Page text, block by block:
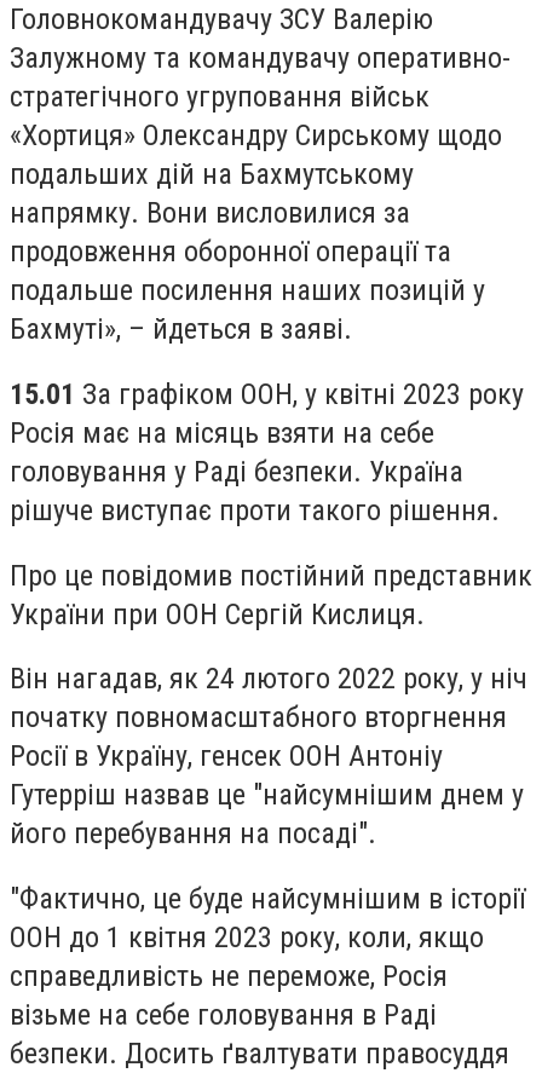
Головнокомандувачу ЗСУ Валерію
Залужному та командувачу оперативно-
стратегічного угруповання військ
«Хортиця» Олександру Сирському щодо
подальших дій на Бахмутському
напрямку. Вони висловилися за
продовження оборонної операції та
подальше посилення наших позицій у
Бахмуті», – йдеться в заяві.
15.01 За графіком ООН, у квітні 2023 року
Росія має на місяць взяти на себе
головування у Раді безпеки. Україна
рішуче виступає проти такого рішення.
Про це повідомив постійний представник
України при ООН Сергій Кислиця.
Він нагадав, як 24 лютого 2022 року, у ніч
початку повномасштабного вторгнення
Росії в Україну, генсек ООН Антоніу
Гутерріш назвав це "найсумнішим днем у
його перебування на посаді".
"Фактично, це буде найсумнішим в історії
ООН до 1 квітня 2023 року, коли, якщо
справедливість не переможе, Росія
візьме на себе головування в Раді
безпеки. Досить ґвалтувати правосуддя